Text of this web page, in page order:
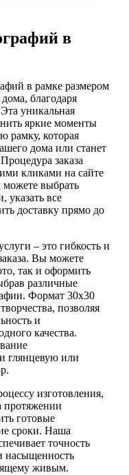
в
в рамке размером
благодаря
уникальная
яркие моменты
рамку, которая
дома или станет
заказа
кликами на сайте
выбрать
указать все
доставку прямо до
– это гибкость и
Вы можете
так и оформить
различные
Формат 30х30
позволяя
и
качества.
глянцевую или
изготовления,
протяжении
готовые
сроки. Наша
точность
насыщенность
живым.